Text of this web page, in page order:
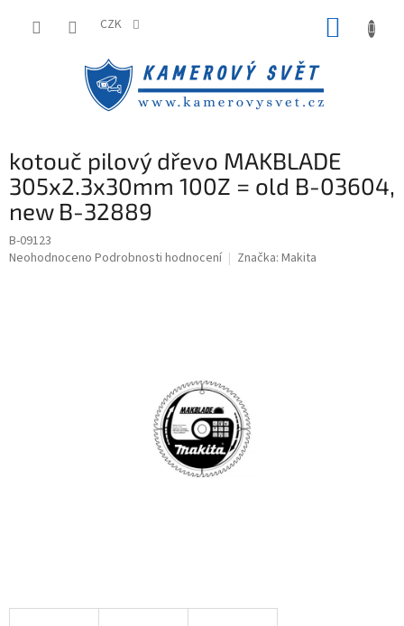
CZK
kotouč pilový dřevo MAKBLADE
305x2.3x30mm 100Z = old B-03604,
new B-32889
B-09123
Průměrné
Neohodnoceno Podrobnosti hodnocení Značka: Makita